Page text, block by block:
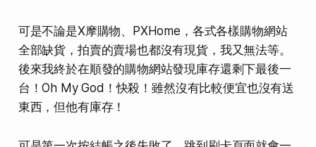
可是不論是X摩購物、PXHome，各式各樣購物網站
全部缺貨，拍賣的賣場也都沒有現貨，我又無法等。
後來我終於在順發的購物網站發現庫存還剩下最後一
台！Oh My God！快殺！雖然沒有比較便宜也沒有送
東西，但他有庫存！